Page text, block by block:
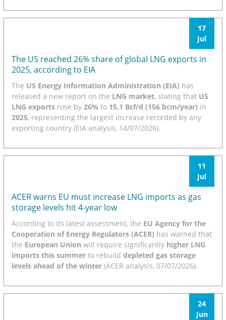
17
Jul
The US reached 26% share of global LNG exports in
2025, according to EIA
The US Energy Information Administration (EIA) has
released a new report on the LNG market, stating that US
LNG exports rose by 26% to 15.1 Bcf/d (156 bcm/year) in
2025, representing the largest increase recorded by any
exporting country (EIA analysis, 14/07/2026).
11
Jul
ACER warns EU must increase LNG imports as gas
storage levels hit 4-year low
According to its latest assessment, the EU Agency for the
Cooperation of Energy Regulators (ACER) has warned that
the European Union will require significantly higher LNG
imports this summer to rebuild depleted gas storage
levels ahead of the winter (ACER analysis, 07/07/2026).
24
Jun